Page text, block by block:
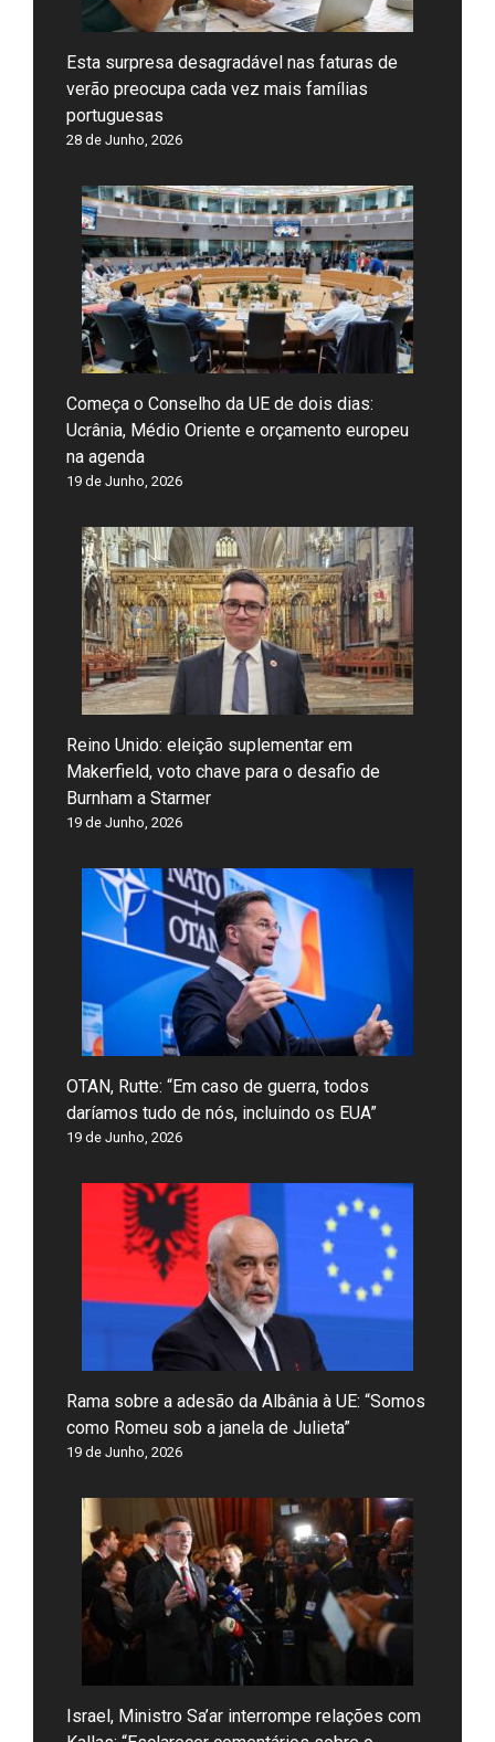
Esta surpresa desagradável nas faturas de
verão preocupa cada vez mais famílias
portuguesas
28 de Junho, 2026
Começa o Conselho da UE de dois dias:
Ucrânia, Médio Oriente e orçamento europeu
na agenda
19 de Junho, 2026
Reino Unido: eleição suplementar em
Makerfield, voto chave para o desafio de
Burnham a Starmer
19 de Junho, 2026
OTAN, Rutte: “Em caso de guerra, todos
daríamos tudo de nós, incluindo os EUA”
19 de Junho, 2026
Rama sobre a adesão da Albânia à UE: “Somos
como Romeu sob a janela de Julieta”
19 de Junho, 2026
Israel, Ministro Sa’ar interrompe relações com